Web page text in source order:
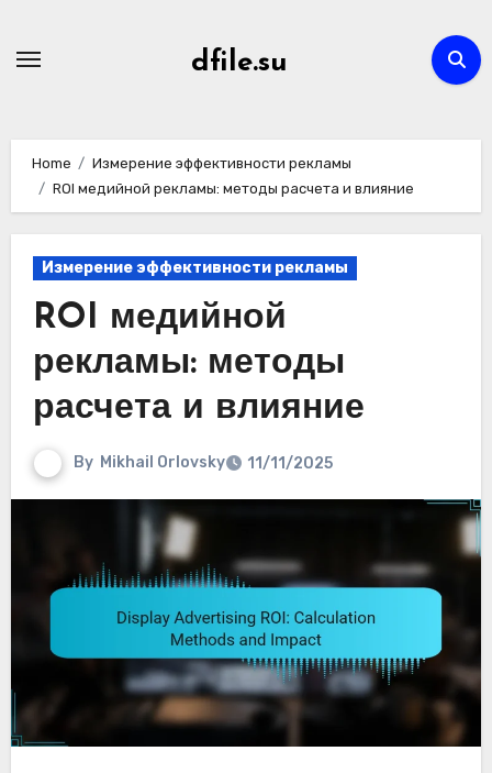
dfile.su
Home
Измерение эффективности рекламы
ROI медийной рекламы: методы расчета и влияние
Измерение эффективности рекламы
ROI медийной
рекламы: методы
расчета и влияние
By Mikhail Orlovsky 11/11/2025